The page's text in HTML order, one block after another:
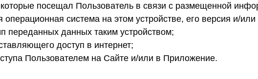
посещал Пользователь в связи с размещенной
операционная система на этом устройстве, его версия и/
переданных данных таким устройством;
доступ в интернет;
Пользователем на Сайте и/или в Приложение.